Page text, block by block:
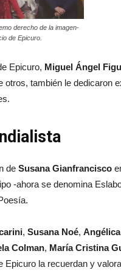
derecho de la imagen-
de Epicuro.
Epicuro, Miguel Ángel
otros, también le dedicaron
de Susana Gianfrancisco
-ahora se denomina
, Susana Noé,
Colman, María Cristina
Epicuro la recuerdan y